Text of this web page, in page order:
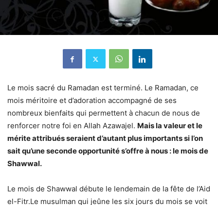
Le mois sacré du Ramadan est terminé. Le Ramadan, ce
mois méritoire et d’adoration accompagné de ses
nombreux bienfaits qui permettent à chacun de nous de
renforcer notre foi en Allah Azawajel. Mais la valeur et le
mérite attribués seraient d’autant plus importants si l’on
sait qu’une seconde opportunité s’offre à nous : le mois de
Shawwal.
Le mois de Shawwal débute le lendemain de la fête de l’Aid
el-Fitr.Le musulman qui jeûne les six jours du mois se voit